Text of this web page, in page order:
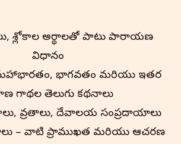
శ్లోకాల అర్థాలతో పాటు పారాయణ
విధానం
భాగవతం మరియు ఇతర
గాథల తెలుగు కథనాలు
వ్రతాలు, దేవాలయ సంప్రదాయాలు
– వాటి ప్రాముఖ్యత మరియు ఆచరణ